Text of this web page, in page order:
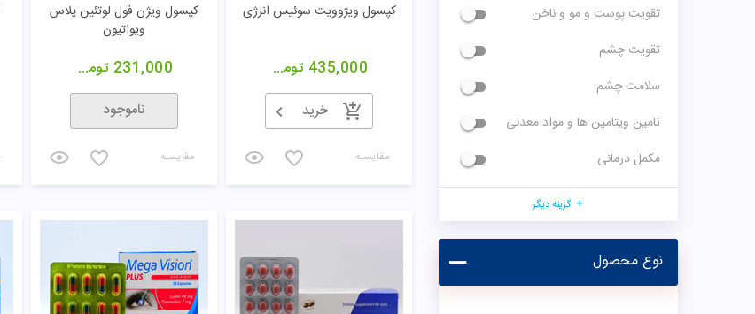
تقویت پوست و مو و ناخن
تقویت چشم
سلامت چشم
تامین ویتامین ها و مواد معدنی
مکمل درمانی
گزینه دیگر
نوع محصول
کپسول ویژوویت سوئیس انرژی
435,000 تومان
خرید
مقایسـه
کپسول ویژن فول لوتئین پلاس
ویواتیون
231,000 تومان
ناموجود
مقایسـه